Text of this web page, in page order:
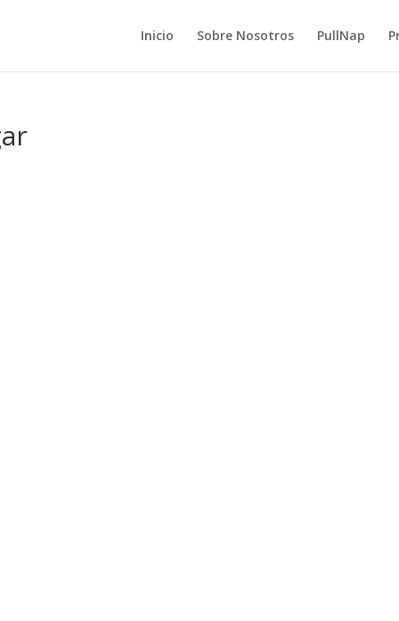
Inicio Sobre Nosotros PullNap